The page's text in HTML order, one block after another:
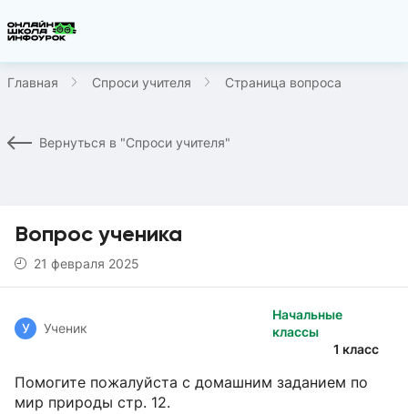
Главная Спроси учителя Страница вопроса
Вернуться в "Спроси учителя"
Вопрос ученика
21 февраля 2025
Начальные
классы
1 класс
У Ученик
Помогите пожалуйста с домашним заданием по
мир природы стр. 12.